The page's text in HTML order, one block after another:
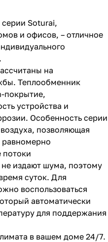
Soturai,
и офисов, – отличное
на
Теплообменник
покрытие,
устройства и
Особенность серии
позволяющая
равномерно
издают шума, поэтому
суток. Для
воспользоваться
автоматически
для поддержания
в вашем доме 24/7.